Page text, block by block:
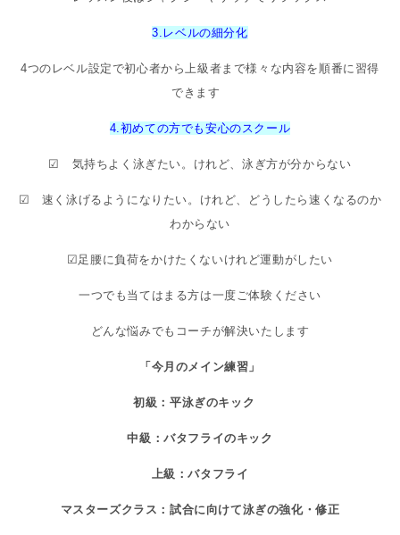
3.レベルの細分化
4つのレベル設定で初心者から上級者まで様々な内容を順番に習得
できます
4.初めての方でも安心のスクール
☑ 気持ちよく泳ぎたい。けれど、泳ぎ方が分からない
☑ 速く泳げるようになりたい。けれど、どうしたら速くなるのか
わからない
☑足腰に負荷をかけたくないけれど運動がしたい
一つでも当てはまる方は一度ご体験ください
どんな悩みでもコーチが解決いたします
「今月のメイン練習」
初級：平泳ぎのキック
中級：バタフライのキック
上級：バタフライ
マスターズクラス：試合に向けて泳ぎの強化・修正